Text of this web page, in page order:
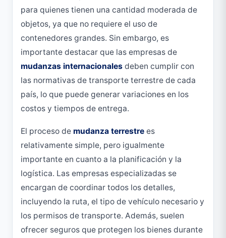
para quienes tienen una cantidad moderada de
objetos, ya que no requiere el uso de
contenedores grandes. Sin embargo, es
importante destacar que las empresas de
mudanzas internacionales deben cumplir con
las normativas de transporte terrestre de cada
país, lo que puede generar variaciones en los
costos y tiempos de entrega.
El proceso de mudanza terrestre es
relativamente simple, pero igualmente
importante en cuanto a la planificación y la
logística. Las empresas especializadas se
encargan de coordinar todos los detalles,
incluyendo la ruta, el tipo de vehículo necesario y
los permisos de transporte. Además, suelen
ofrecer seguros que protegen los bienes durante